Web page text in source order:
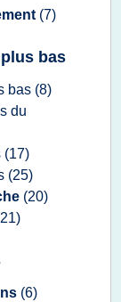
(7)
bas
bas (8)
du
(17)
(25)
(20)
(6)